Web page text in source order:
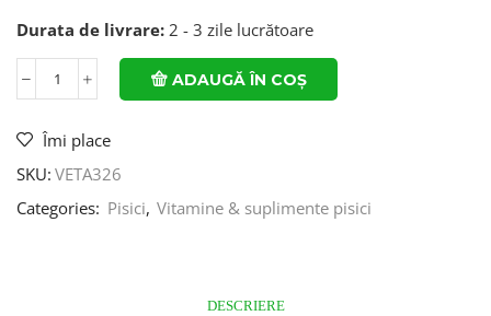
Durata de livrare: 2 - 3 zile lucrătoare
ADAUGĂ ÎN COȘ
Îmi place
SKU: VETA326
Categories: Pisici, Vitamine & suplimente pisici
DESCRIERE